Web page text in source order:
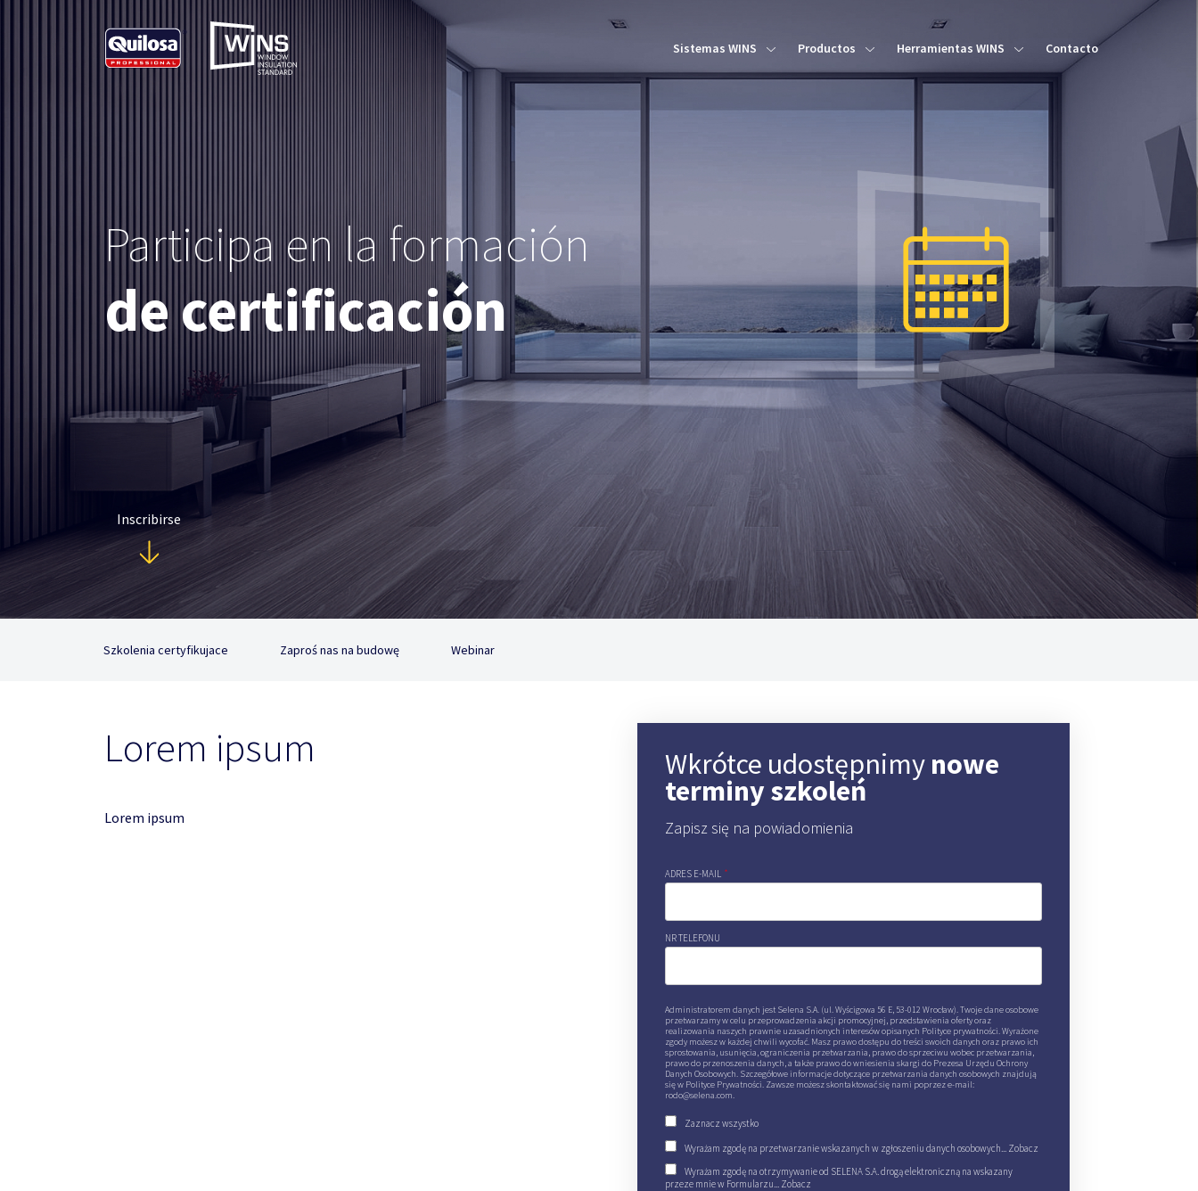
Sistemas WINS Productos Herramientas WINS Contacto
Participa en la formación
de certificación
Inscribirse
Szkolenia certyfikujace Zaproś nas na budowę Webinar
Lorem ipsum
Lorem ipsum
Wkrótce udostępnimynowe
terminy szkoleń
Zapisz się na powiadomienia
ADRES E-MAIL *
NR TELEFONU
Administratorem danych jest Selena S.A. (ul. Wyścigowa 56 E, 53-012 Wrocław). Twoje dane osobowe
przetwarzamy w celu przeprowadzenia akcji promocyjnej, przedstawienia oferty oraz
realizowania naszych prawnie uzasadnionych interesów opisanych Polityce prywatności. Wyrażone
zgody możesz w każdej chwili wycofać. Masz prawo dostępu do treści swoich danych oraz prawo ich
sprostowania, usunięcia, ograniczenia przetwarzania, prawo do sprzeciwu wobec przetwarzania,
prawo do przenoszenia danych, a także prawo do wniesienia skargi do Prezesa Urzędu Ochrony
Danych Osobowych. Szczegółowe informacje dotyczące przetwarzania danych osobowych znajdują
się w Polityce Prywatności. Zawsze możesz skontaktować się nami poprzez e-mail:
rodo@selena.com.
Zaznacz wszystko
Wyrażam zgodę na przetwarzanie wskazanych w zgłoszeniu danych osobowych...
Zobacz
Wyrażam zgodę na otrzymywanie od SELENA S.A. drogą elektroniczną na wskazany
przeze mnie w Formularzu...
Zobacz